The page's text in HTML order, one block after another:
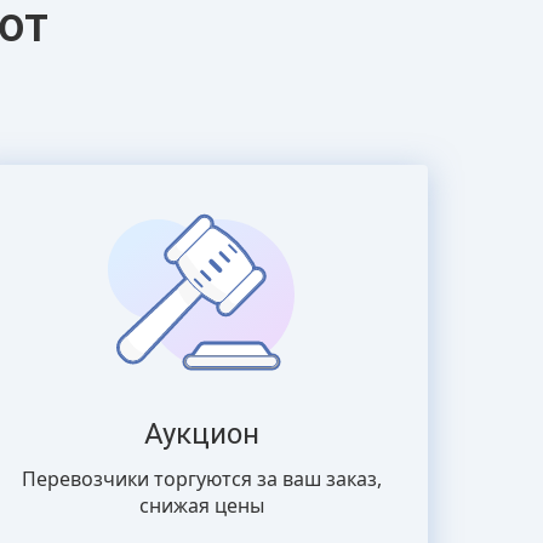
Аукцион
Перевозчики торгуются за ваш заказ,
снижая цены